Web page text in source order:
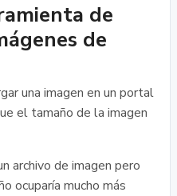
de
de
una imagen en un portal
el tamaño de la imagen
archivo de imagen pero
ocuparía mucho más